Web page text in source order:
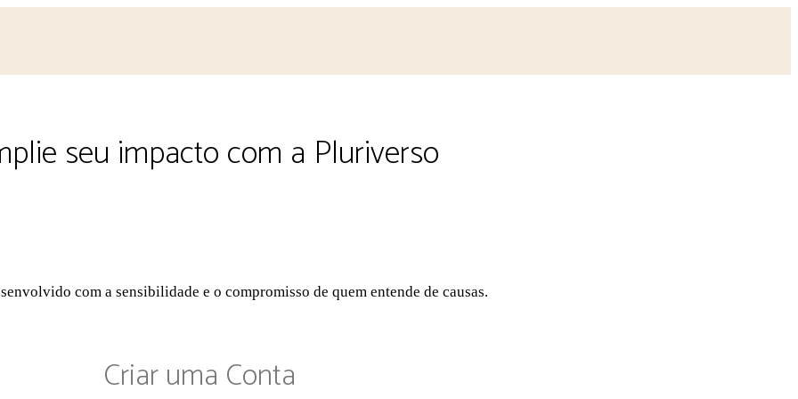
seu impacto com a Pluriverso
com a sensibilidade e o compromisso de quem entende de causas.
Criar uma Conta